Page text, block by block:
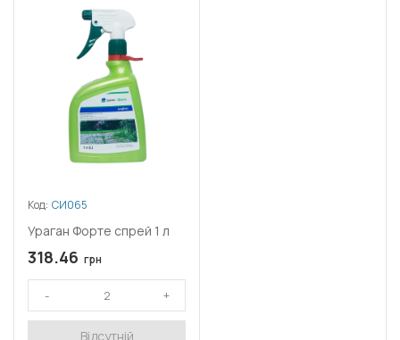
Код: СИ065
Ураган Форте спрей 1 л
318.46 грн
Відсутній